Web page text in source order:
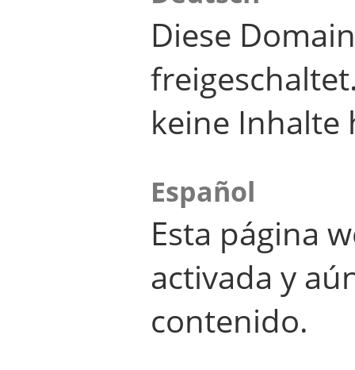
Diese
keine Inhalte
Español
Esta página
activada y
contenido.